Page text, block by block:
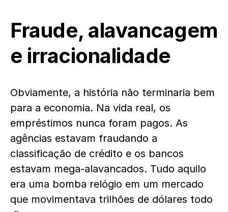
Fraude, alavancagem
e irracionalidade
Obviamente, a história não terminaria bem
para a economia. Na vida real, os
empréstimos nunca foram pagos. As
agências estavam fraudando a
classificação de crédito e os bancos
estavam mega-alavancados. Tudo aquilo
era uma bomba relógio em um mercado
que movimentava trilhões de dólares todo